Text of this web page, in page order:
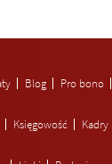
Blog Pro bono
Księgowość Kadry